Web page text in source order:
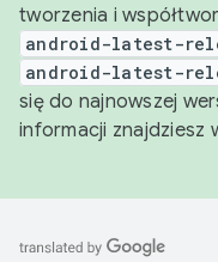
tworzenia i
android-latest-
android-latest-
się do najnowszej
informacji znajdziesz